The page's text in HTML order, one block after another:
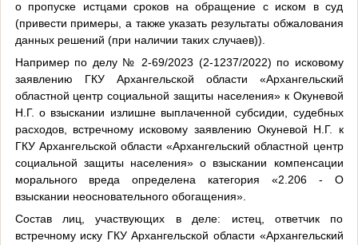
о пропуске истцами сроков на обращение с иском в суд
(привести примеры, а также указать результаты обжалования
данных решений (при наличии таких случаев)).
Например по делу № 2-69/2023 (2-1237/2022) по исковому
заявлению ГКУ Архангельской области «Архангельский
областной центр социальной защиты населения» к Окуневой
Н.Г. о взыскании излишне выплаченной субсидии, судебных
расходов, встречному исковому заявлению Окуневой Н.Г. к
ГКУ Архангельской области «Архангельский областной центр
социальной защиты населения» о взыскании компенсации
морального вреда определена категория «2.206 - О
взыскании неосновательного обогащения».
Состав лиц, участвующих в деле: истец, ответчик по
встречному иску ГКУ Архангельской области «Архангельский